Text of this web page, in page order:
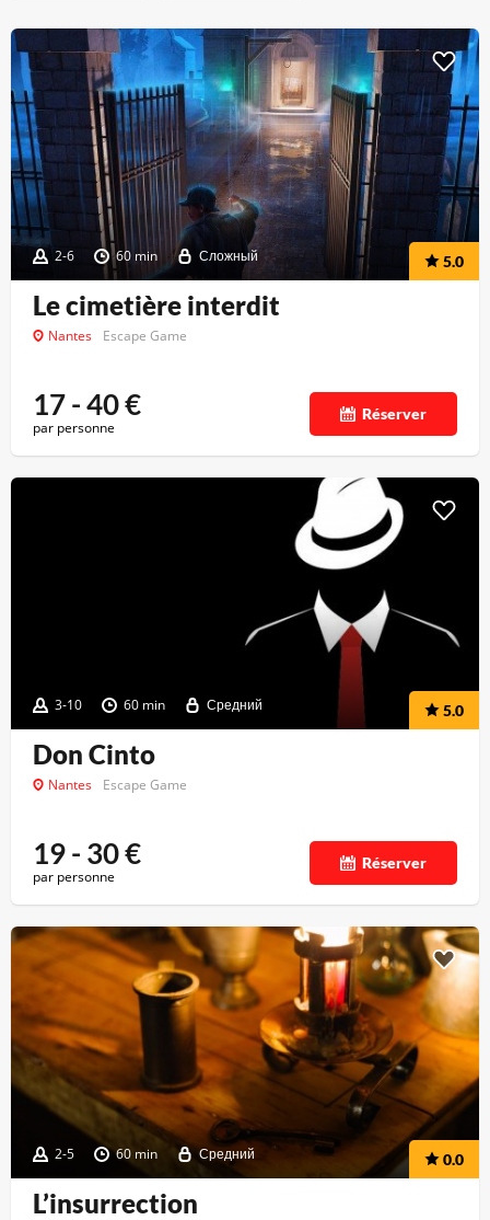
2-6 60 min Сложный 5.0
Le cimetière interdit
Nantes Escape Game
17 - 40€
par personne
Réserver
3-10 60 min Средний 5.0
Don Cinto
Nantes Escape Game
19 - 30€
par personne
Réserver
2-5 60 min Средний 0.0
L’insurrection